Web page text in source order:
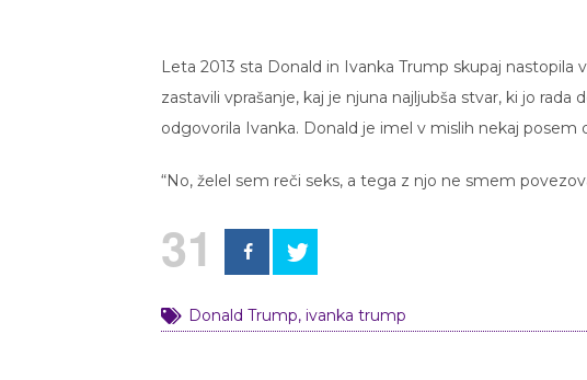
Leta 2013 sta Donald in Ivanka Trump skupaj
zastavili vprašanje, kaj je njuna najljubša stvar, ki jo rada
odgovorila Ivanka. Donald je imel v mislih nekaj posem
“No, želel sem reči seks, a tega z njo ne smem
31
Donald Trump, ivanka trump